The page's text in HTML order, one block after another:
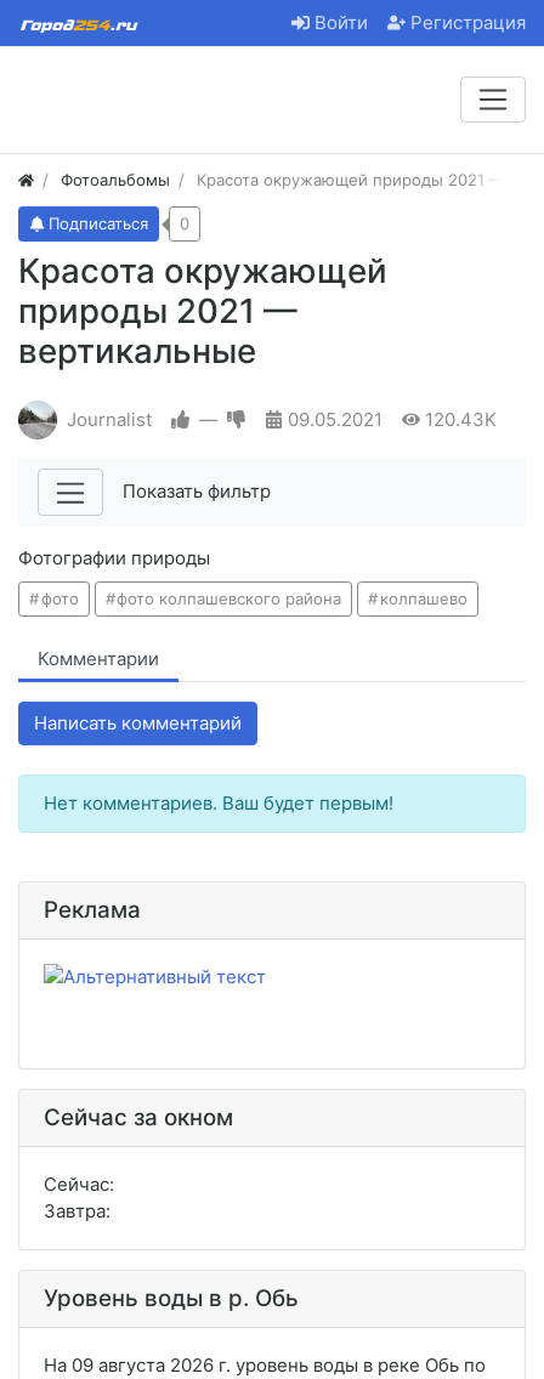
Войти Регистрация
Фотоальбомы Красота окружающей природы 2021 —
Красота окружающей
природы 2021 —
вертикальные
Подписаться 0
Journalist — 09.05.2021 120.43K
Показать фильтр
Фотографии природы
фото фото колпашевского района колпашево
Комментарии
Написать комментарий
Нет комментариев. Ваш будет первым!
Реклама
Сейчас за окном
Сейчас:
Завтра:
Уровень воды в р. Обь